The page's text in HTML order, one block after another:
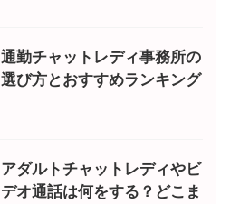
通勤チャットレディ事務所の
選び方とおすすめランキング
アダルトチャットレディやビ
デオ通話は何をする？どこま